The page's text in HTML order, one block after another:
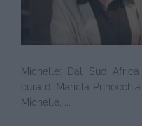
Michelle: Dal Sud
cura di Maricla
Michelle, ...